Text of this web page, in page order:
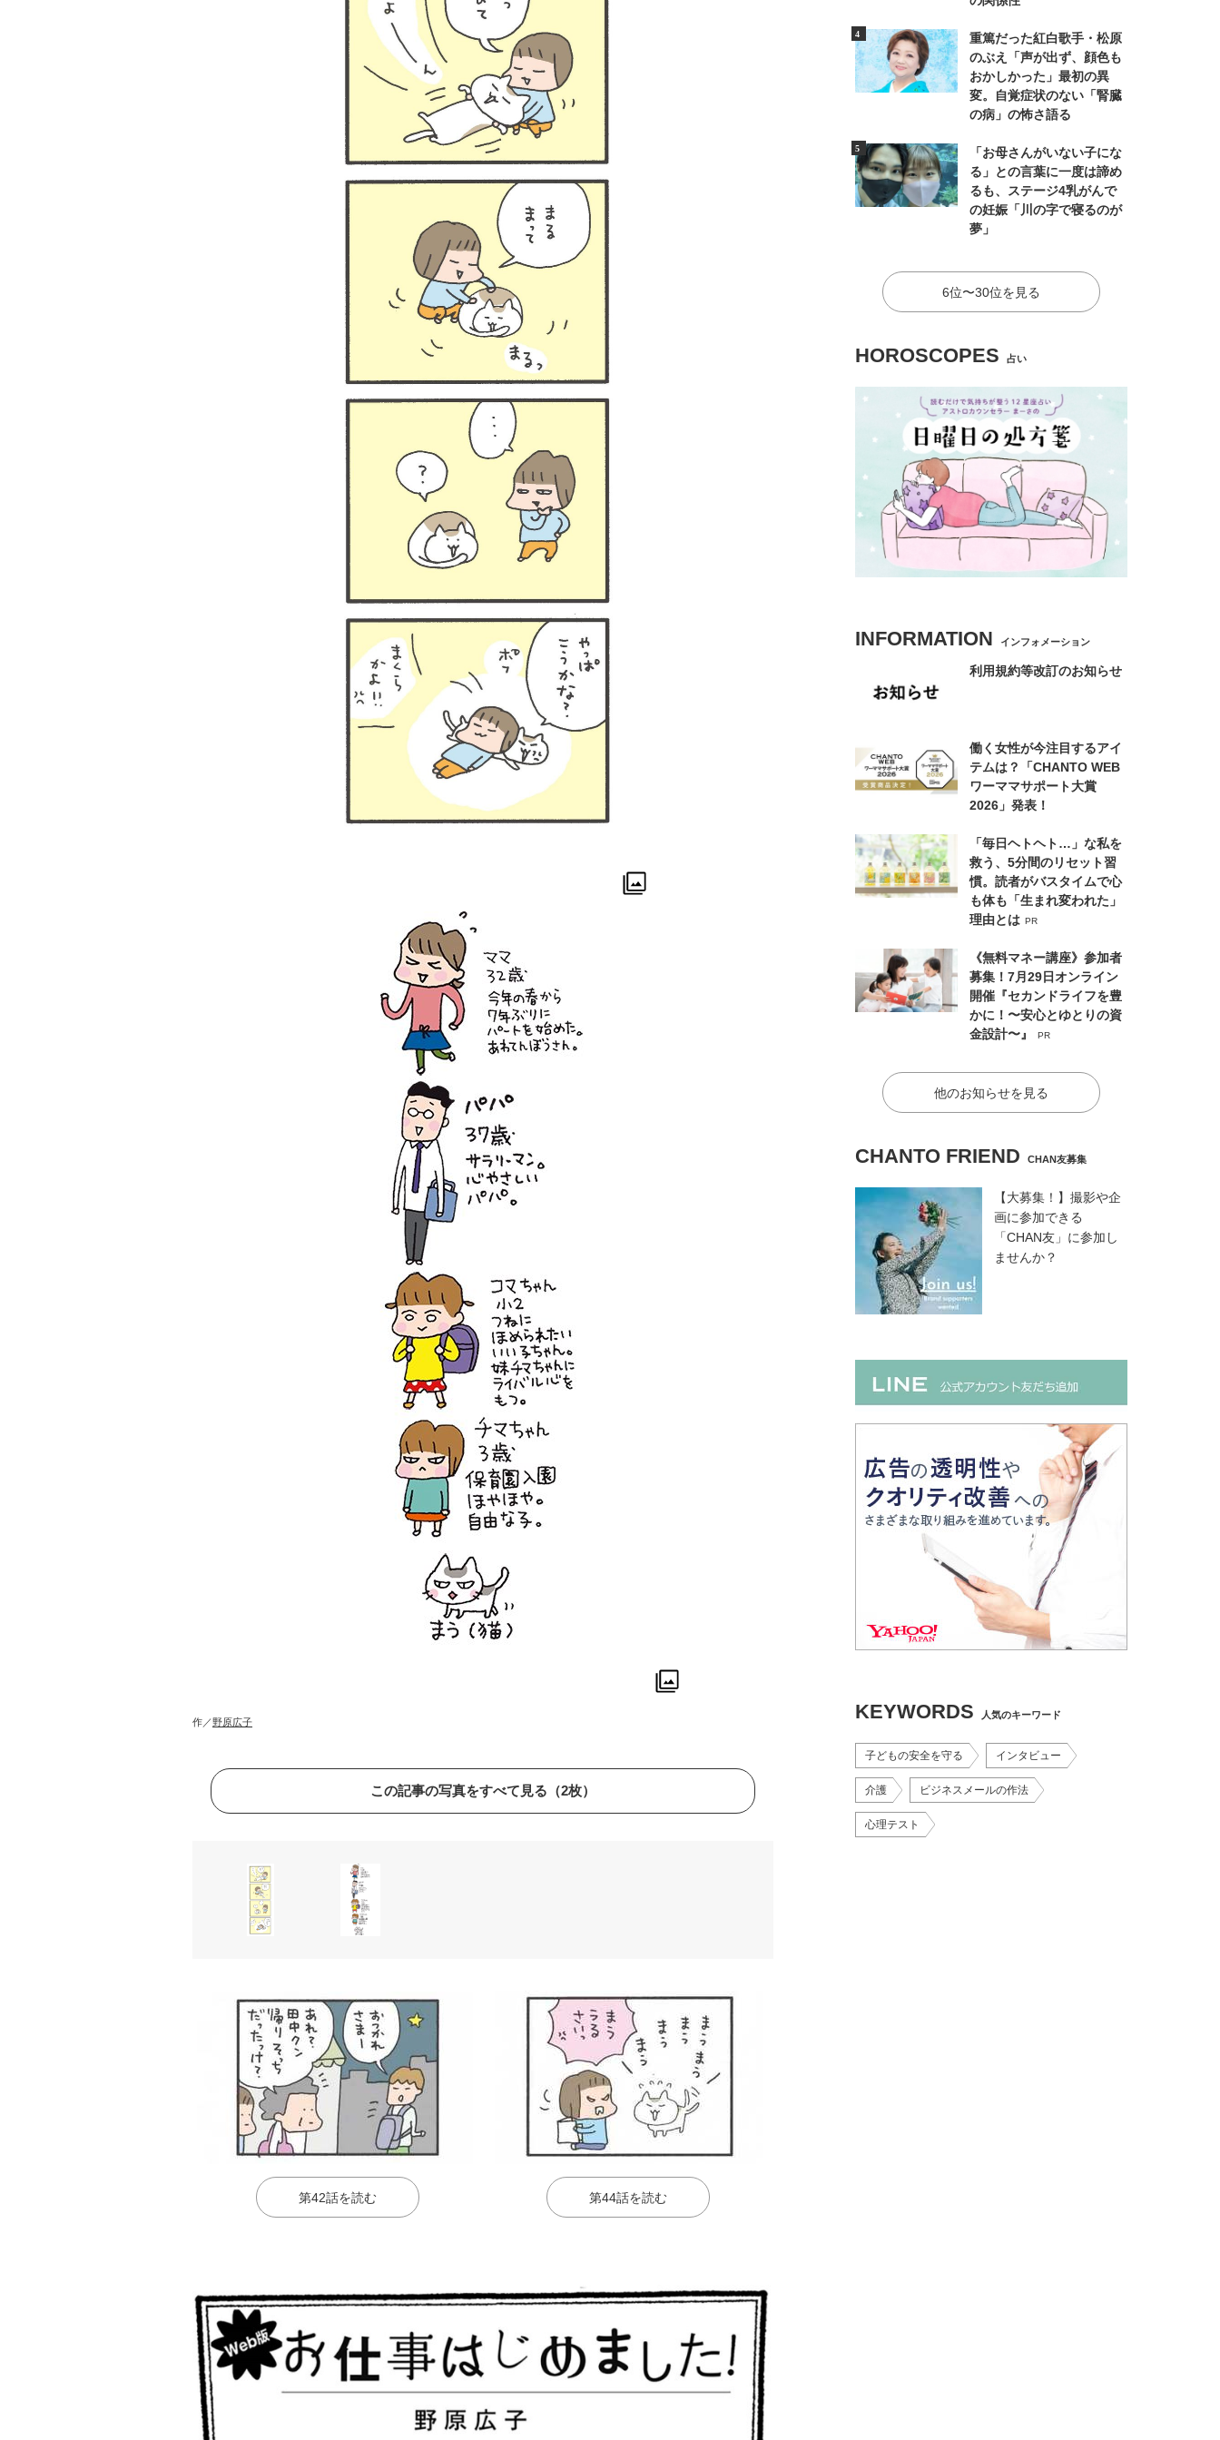
作／野原広子
この記事の写真をすべて見る（2枚）
第42話を読む 第44話を読む
重篤だった紅白歌手・松原
のぶえ「声が出ず、顔色も
おかしかった」最初の異
変。自覚症状のない「腎臓
の病」の怖さ語る
「お母さんがいない子にな
る」との言葉に一度は諦め
るも、ステージ4乳がんで
の妊娠「川の字で寝るのが
夢」
6位〜30位を見る
HOROSCOPES 占い
INFORMATION インフォメーション
利用規約等改訂のお知らせ
働く女性が今注目するアイ
テムは？「CHANTO WEB
ワーママサポート大賞
2026」発表！
「毎日ヘトヘト…」な私を
救う、5分間のリセット習
慣。読者がバスタイムで心
も体も「生まれ変われた」
理由とは PR
《無料マネー講座》参加者
募集！7月29日オンライン
開催『セカンドライフを豊
かに！〜安心とゆとりの資
金設計〜』
PR
他のお知らせを見る
CHANTO FRIEND CHAN友募集
【大募集！】撮影や企
画に参加できる
「CHAN友」に参加し
ませんか？
KEYWORDS 人気のキーワード
子どもの安全を守る インタビュー
介護 ビジネスメールの作法
心理テスト